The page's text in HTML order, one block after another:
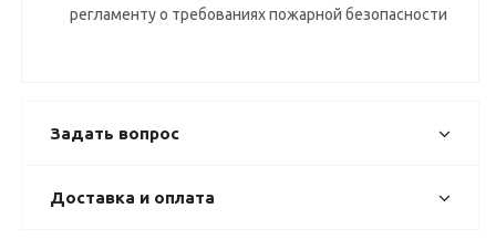
регламенту о требованиях пожарной безопасности
Задать вопрос
Доставка и оплата